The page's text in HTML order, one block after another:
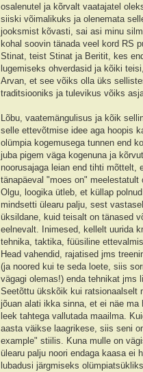
osalenutel ja kõrvalt vaatajatel
siiski võimalikuks ja olenemata
jooksmist kõvasti, sai asi minu
kohal soovin tänada veel kord RS
Stinat, teist Stinat ja Beritit, kes
lugemiseks ohverdasid ja kõiki
Arvan, et see võiks olla üks
traditsiooniks ja tulevikus võiks
Lõbu, vaatemängulisus ja kõik
selle ettevõtmise idee aga hoopis
olümpia kogemusega tunnen end
juba pigem väga kogenuna ja
noorusajaga leian end tihti mõttelt,
tänapäeval "moes on"
Olgu, loogika ütleb, et küllap
mindsetti ülearu palju, sest
üksildane, kuid teisalt on tänased
eelnevalt. Inimesed, kellelt uurida
tehnika, taktika, füüsiline
Head vahendid, rajatised jms
(ja noored kui te seda loete, siis
vägagi olemas!) enda tehnikat jms
Seetõttu ükskõik kui ratsionaalselt
jõuan alati ikka sinna, et ei näe
leek tahtega vallutada maailma.
aasta väikse laagrikese, siis seni
example" stiilis. Kuna mulle on
ülearu palju noori endaga kaasa ei
lubadusi järgmiseks